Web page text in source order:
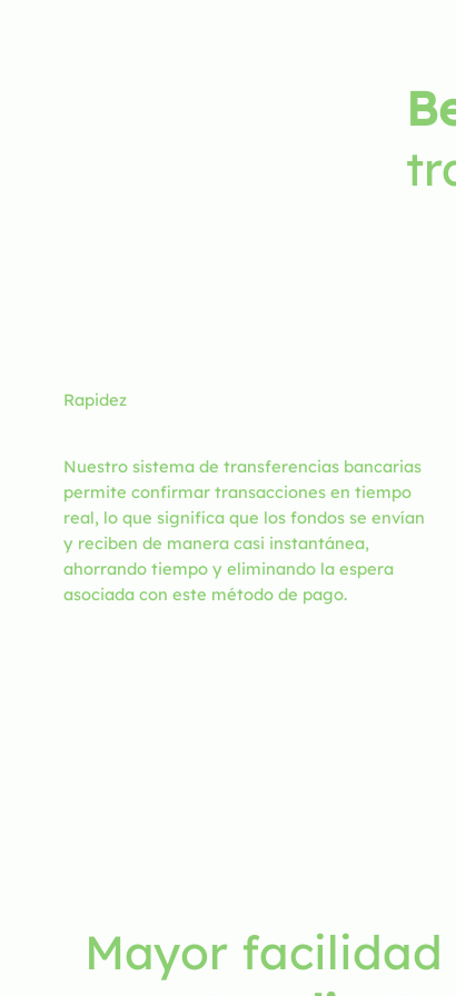
Rapidez
Nuestro sistema de transferencias bancarias
permite confirmar transacciones en tiempo
real, lo que significa que los fondos se envían
y reciben de manera casi instantánea,
ahorrando tiempo y eliminando la espera
asociada con este método de pago.
Mayor facilidad